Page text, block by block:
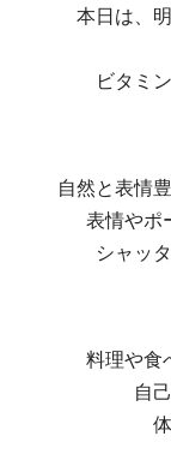
本日は、
ビタミ
自然と表情
表情やポ
シャッ
料理や食
自